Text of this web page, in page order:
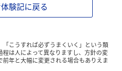
験記に戻る
「こうすれば必ずうまくいく」という類
は人によって異なりますし、方針の変
年と大幅に変更される場合もありえま